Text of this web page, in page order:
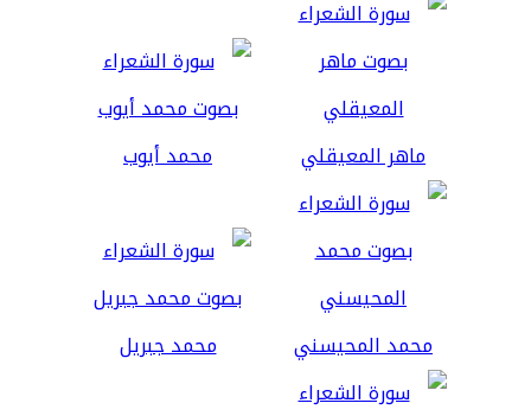
ماهر المعيقلي محمد أيوب
محمد المحيسني محمد جبريل